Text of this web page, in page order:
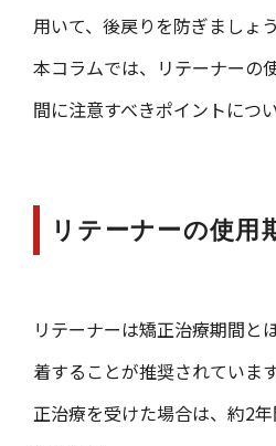
用いて、後戻りを防ぎましょう
本コラムでは、リテーナーの
間に注意すべきポイントにつ
リテーナーの使用
リテーナーは矯正治療期間と
着することが推奨されていま
正治療を受けた場合は、約2